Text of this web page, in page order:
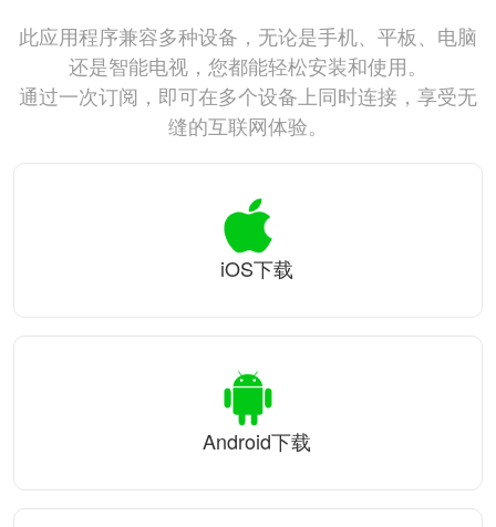
此应用程序兼容多种设备，无论是手机、平板、电脑
还是智能电视，您都能轻松安装和使用。
通过一次订阅，即可在多个设备上同时连接，享受无
缝的互联网体验。
iOS下载
Android下载